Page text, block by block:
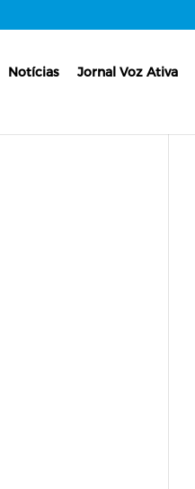
Notícias Jornal Voz Ativa